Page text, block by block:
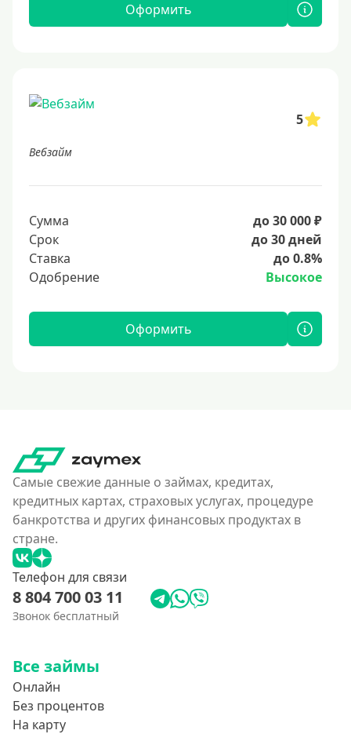
Оформить
5
Вебзайм
Сумма
до 30 000 ₽
Срок
до 30 дней
Ставка
до 0.8%
Одобрение
Высокое
Оформить
Самые свежие данные о займах, кредитах,
кредитных картах, страховых услугах, процедуре
банкротства и других финансовых продуктах в
стране.
Телефон для связи
8 804 700 03 11
Звонок бесплатный
Все займы
Онлайн
Без процентов
На карту